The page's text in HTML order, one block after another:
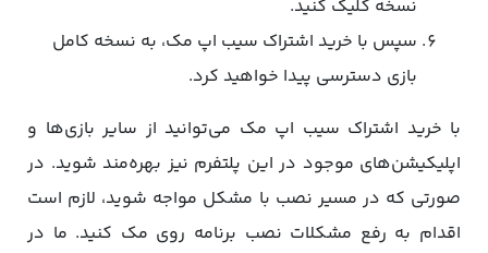
نسخه کلیک کنید.
سپس با خرید اشتراک سیب اپ مک، به نسخه کامل
بازی دسترسی پیدا خواهید کرد.
با خرید اشتراک سیب اپ مک می‌توانید از سایر بازی‌ها و
اپلیکیشن‌های موجود در این پلتفرم نیز بهره‌مند شوید. در
صورتی که در مسیر نصب با مشکل مواجه شوید، لازم است
اقدام به رفع مشکلات نصب برنامه روی مک کنید. ما در